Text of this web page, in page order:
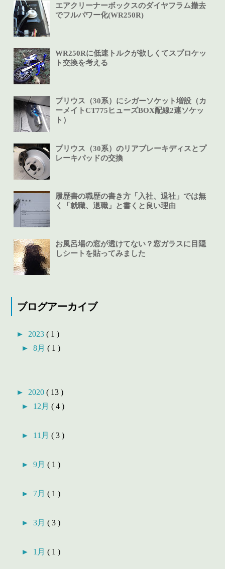
エアクリーナーボックスのダイヤフラム撤去
でフルパワー化(WR250R)
WR250Rに低速トルクが欲しくてスプロケッ
ト交換を考える
プリウス（30系）にシガーソケット増設（カ
ーメイトCT775ヒューズBOX配線2連ソケッ
ト）
プリウス（30系）のリアブレーキディスとプ
レーキパッドの交換
履歴書の職歴の書き方「入社、退社」では無
く「就職、退職」と書くと良い理由
お風呂場の窓が透けてない？窓ガラスに目隠
しシートを貼ってみました
ブログアーカイブ
► 2023( 1 )
►8月( 1 )
► 2020( 13 )
► 12月( 4 )
► 11月( 3 )
►9月( 1 )
► 7月( 1 )
►3月( 3 )
► 1月( 1 )